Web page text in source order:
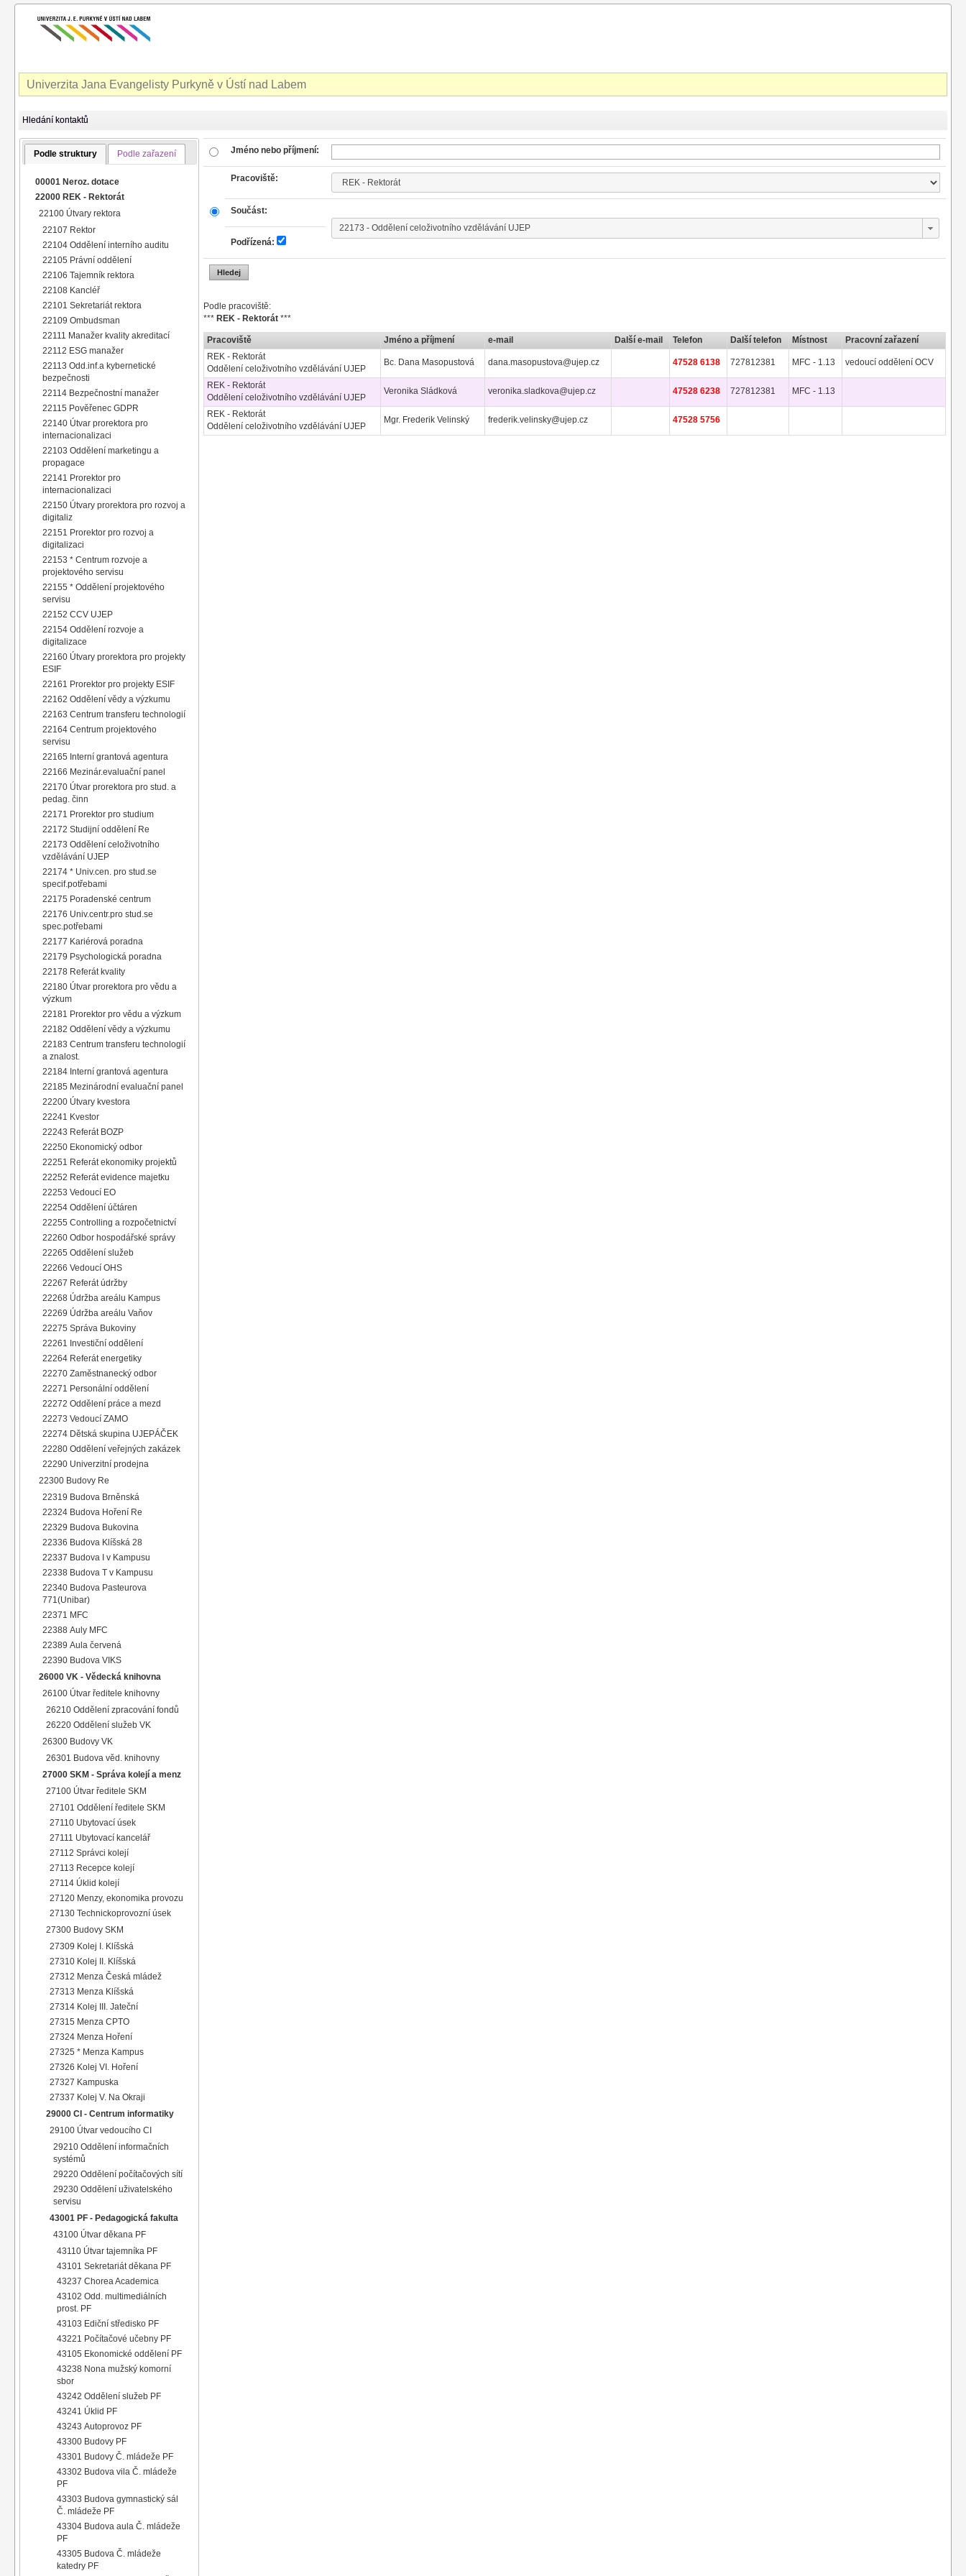
Univerzita Jana Evangelisty Purkyně v Ústí nad Labem
Hledání kontaktů
Podle struktury Podle zařazení
00001 Neroz. dotace
22000 REK - Rektorát
22100 Útvary rektora
22107 Rektor
22104 Oddělení interního auditu
22105 Právní oddělení
22106 Tajemník rektora
22108 Kancléř
22101 Sekretariát rektora
22109 Ombudsman
22111 Manažer kvality akreditací
22112 ESG manažer
22113 Odd.inf.a kybernetické
bezpečnosti
22114 Bezpečnostní manažer
22115 Pověřenec GDPR
22140 Útvar prorektora pro
internacionalizaci
22103 Oddělení marketingu a
propagace
22141 Prorektor pro
internacionalizaci
22150 Útvary prorektora pro rozvoj a
digitaliz
22151 Prorektor pro rozvoj a
digitalizaci
22153 * Centrum rozvoje a
projektového servisu
22155 * Oddělení projektového
servisu
22152 CCV UJEP
22154 Oddělení rozvoje a
digitalizace
22160 Útvary prorektora pro projekty
ESIF
22161 Prorektor pro projekty ESIF
22162 Oddělení vědy a výzkumu
22163 Centrum transferu technologií
22164 Centrum projektového
servisu
22165 Interní grantová agentura
22166 Mezinár.evaluační panel
22170 Útvar prorektora pro stud. a
pedag. činn
22171 Prorektor pro studium
22172 Studijní oddělení Re
22173 Oddělení celoživotního
vzdělávání UJEP
22174 * Univ.cen. pro stud.se
specif.potřebami
22175 Poradenské centrum
22176 Univ.centr.pro stud.se
spec.potřebami
22177 Kariérová poradna
22179 Psychologická poradna
22178 Referát kvality
22180 Útvar prorektora pro vědu a
výzkum
22181 Prorektor pro vědu a výzkum
22182 Oddělení vědy a výzkumu
22183 Centrum transferu technologií
a znalost.
22184 Interní grantová agentura
22185 Mezinárodní evaluační panel
22200 Útvary kvestora
22241 Kvestor
22243 Referát BOZP
22250 Ekonomický odbor
22251 Referát ekonomiky projektů
22252 Referát evidence majetku
22253 Vedoucí EO
22254 Oddělení účtáren
22255 Controlling a rozpočetnictví
22260 Odbor hospodářské správy
22265 Oddělení služeb
22266 Vedoucí OHS
22267 Referát údržby
22268 Údržba areálu Kampus
22269 Údržba areálu Vaňov
22275 Správa Bukoviny
22261 Investiční oddělení
22264 Referát energetiky
22270 Zaměstnanecký odbor
22271 Personální oddělení
22272 Oddělení práce a mezd
22273 Vedoucí ZAMO
22274 Dětská skupina UJEPÁČEK
22280 Oddělení veřejných zakázek
22290 Univerzitní prodejna
22300 Budovy Re
22319 Budova Brněnská
22324 Budova Hoření Re
22329 Budova Bukovina
22336 Budova Klíšská 28
22337 Budova I v Kampusu
22338 Budova T v Kampusu
22340 Budova Pasteurova
771(Unibar)
22371 MFC
22388 Auly MFC
22389 Aula červená
22390 Budova VIKS
26000 VK - Vědecká knihovna
26100 Útvar ředitele knihovny
26210 Oddělení zpracování fondů
26220 Oddělení služeb VK
26300 Budovy VK
26301 Budova věd. knihovny
27000 SKM - Správa kolejí a menz
27100 Útvar ředitele SKM
27101 Oddělení ředitele SKM
27110 Ubytovací úsek
27111 Ubytovací kancelář
27112 Správci kolejí
27113 Recepce kolejí
27114 Úklid kolejí
27120 Menzy, ekonomika provozu
27130 Technickoprovozní úsek
27300 Budovy SKM
27309 Kolej I. Klíšská
27310 Kolej II. Klíšská
27312 Menza Česká mládež
27313 Menza Klíšská
27314 Kolej III. Jateční
27315 Menza CPTO
27324 Menza Hoření
27325 * Menza Kampus
27326 Kolej VI. Hoření
27327 Kampuska
27337 Kolej V. Na Okraji
29000 CI - Centrum informatiky
29100 Útvar vedoucího CI
29210 Oddělení informačních
systémů
29220 Oddělení počítačových sítí
29230 Oddělení uživatelského
servisu
43001 PF - Pedagogická fakulta
43100 Útvar děkana PF
43110 Útvar tajemníka PF
43101 Sekretariát děkana PF
43237 Chorea Academica
43102 Odd. multimediálních
prost. PF
43103 Ediční středisko PF
43221 Počítačové učebny PF
43105 Ekonomické oddělení PF
43238 Nona mužský komorní
sbor
43242 Oddělení služeb PF
43241 Úklid PF
43243 Autoprovoz PF
43300 Budovy PF
43301 Budovy Č. mládeže PF
43302 Budova vila Č. mládeže
PF
43303 Budova gymnastický sál
Č. mládeže PF
43304 Budova aula Č. mládeže
PF
43305 Budova Č. mládeže
katedry PF
Jméno nebo příjmení:
Pracoviště:
Součást:
Podřízená:
Podle pracoviště:
*** REK - Rektorát ***
Pracoviště Jméno a příjmení e-mail Další e-mail Telefon Další telefon Místnost
Pracovní zařazení
REK - Rektorát
Oddělení celoživotního vzdělávání UJEP
Bc. Dana Masopustová dana.masopustova@ujep.cz 47528 6138 727812381 MFC - 1.13 vedoucí oddělení OCV
REK - Rektorát
Oddělení celoživotního vzdělávání UJEP
Veronika Sládková veronika.sladkova@ujep.cz 47528 6238 727812381 MFC - 1.13
REK - Rektorát
Oddělení celoživotního vzdělávání UJEP
Mgr. Frederik Velinský frederik.velinsky@ujep.cz 47528 5756